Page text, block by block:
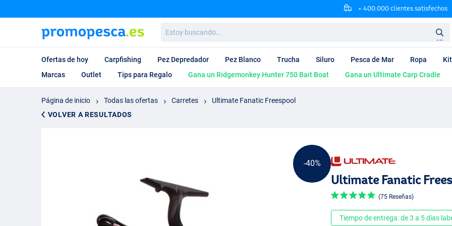
+ 400.000 clientes satisfechos
buscando…
en
Ofertas de hoy Carpfishing Pez Depredador Pez Blanco Trucha Siluro Pesca de Mar Ropa
Marcas
Outlet Tips para Regalo Gana un Ridgemonkey Hunter 750 Bait Boat Gana un Ultimate Carp Cradle
Página de inicio Todas las ofertas Carretes
Ultimate Fanatic Freespool
VOLVER A RESULTADOS
-40%
Ultimate Fanatic
(75 Reseñas)
Tiempo de entrega: de 3 a 5 días